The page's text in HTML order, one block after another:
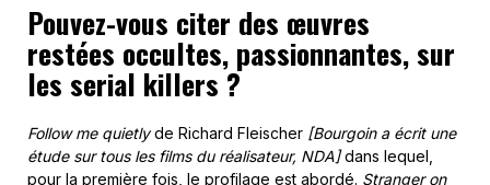
Pouvez-vous citer des œuvres
restées occultes, passionnantes, sur
les serial killers ?
Follow me quietlyde Richard Fleischer [Bourgoin a écrit une
étude sur tous les films du réalisateur, NDA]dans lequel,
pour la première fois, le profilage est abordé. Stranger on